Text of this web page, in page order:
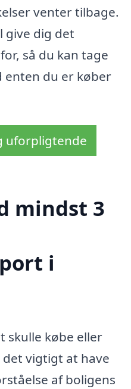
venter tilbage.
give dig det
så du kan tage
enten du er køber
uforpligtende
mindst 3
i
skulle købe eller
vigtigt at have
af boligens